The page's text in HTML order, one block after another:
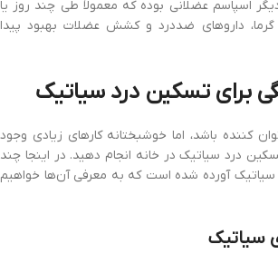
اسپاسم عضلانی بوده که معمولاً طی چند روز یا
گرما، داروهای ضددرد و کشش عضلات بهبود پیدا
برای تسکین درد سیاتیک
کننده باشد، اما خوشبختانه کارهای زیادی وجود
درد سیاتیک در خانه انجام دهید. در اینجا چند
سیاتیک آورده شده است که به معرفی آن‌ها خواهیم
سیاتیک